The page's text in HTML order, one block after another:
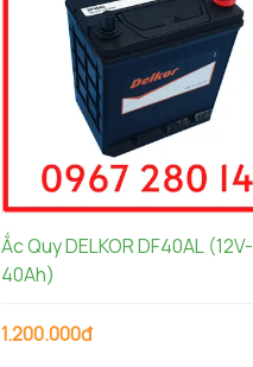
Ắc Quy DELKOR DF40AL (12V-
40Ah)
1.200.000đ